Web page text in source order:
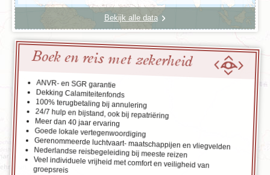
Bekijk alle data
Boek en reis met zekerheid
ANVR- en SGR garantie
Dekking Calamiteitenfonds
100% terugbetaling bij annulering
24/7 hulp en bijstand, ook bij repatriëring
Meer dan 40 jaar ervaring
Goede lokale vertegenwoordiging
Gerenommeerde luchtvaart- maatschappijen en vliegvelden
Nederlandse reisbegeleiding bij meeste reizen
Veel individuele vrijheid met comfort en veiligheid van
groepsreis